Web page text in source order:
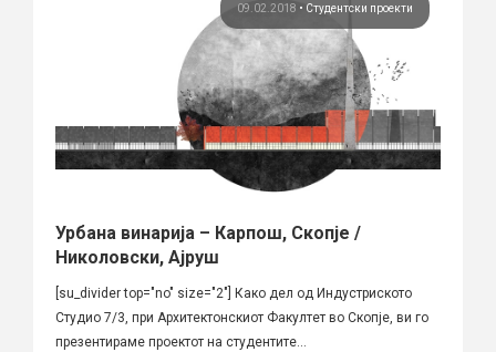
09.02.2018 • Студентски проекти
Урбана винарија – Карпош, Скопје /
Николовски, Ајруш
[su_divider top="no" size="2"] Како дел од Индустриското
Студио 7/3, при Архитектонскиот Факултет во Скопје, ви го
презентираме проектот на студентите...